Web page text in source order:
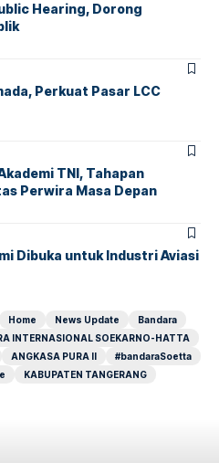
Hearing, Dorong
Perkuat Pasar LCC
TNI, Tahapan
Perwira Masa Depan
Dibuka untuk Industri Aviasi
Home News Update
Bandara
INTERNASIONAL SOEKARNO-HATTA
ANGKASA PURA II
#bandaraSoetta
KABUPATEN TANGERANG